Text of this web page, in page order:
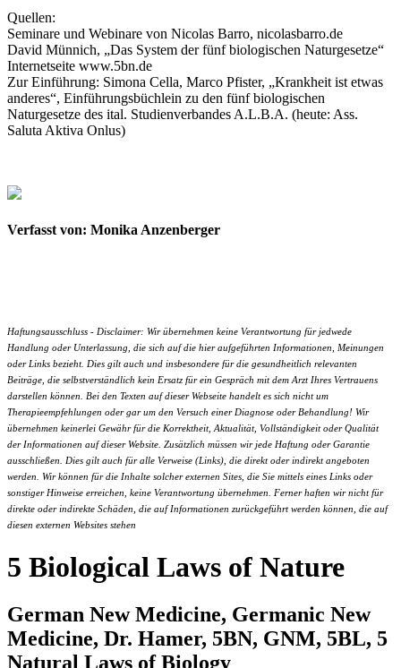
Quellen:
Seminare und Webinare von Nicolas Barro, nicolasbarro.de
David Münnich, „Das System der fünf biologischen Naturgesetze“
Internetseite www.5bn.de
Zur Einführung: Simona Cella, Marco Pfister, „Krankheit ist etwas
anderes“, Einführungsbüchlein zu den fünf biologischen
Naturgesetze des ital. Studienverbandes A.L.B.A. (heute: Ass.
Saluta Aktiva Onlus)
Verfasst von: Monika Anzenberger
Haftungsausschluss - Disclaimer: Wir übernehmen keine Verantwortung für jedwede
Handlung oder Unterlassung, die sich auf die hier aufgeführten Informationen, Meinungen
oder Links bezieht. Dies gilt auch und insbesondere für die gesundheitlich relevanten
Beiträge, die selbstverständlich kein Ersatz für ein Gespräch mit dem Arzt Ihres Vertrauens
darstellen können. Bei den Texten auf dieser Webseite handelt es sich nicht um
Therapieempfehlungen oder gar um den Versuch einer Diagnose oder Behandlung! Wir
übernehmen keinerlei Gewähr für die Korrektheit, Aktualität, Vollständigkeit oder Qualität
der Informationen auf dieser Website. Zusätzlich müssen wir jede Haftung oder Garantie
ausschließen. Dies gilt auch für alle Verweise (Links), die direkt oder indirekt angeboten
werden. Wir können für die Inhalte solcher externen Sites, die Sie mittels eines Links oder
sonstiger Hinweise erreichen, keine Verantwortung übernehmen. Ferner haften wir nicht für
direkte oder indirekte Schäden, die auf Informationen zurückgeführt werden können, die auf
diesen externen Websites stehen
5 Biological Laws of Nature
German New Medicine, Germanic New
Medicine, Dr. Hamer, 5BN, GNM, 5BL, 5
Natural Laws of Biology